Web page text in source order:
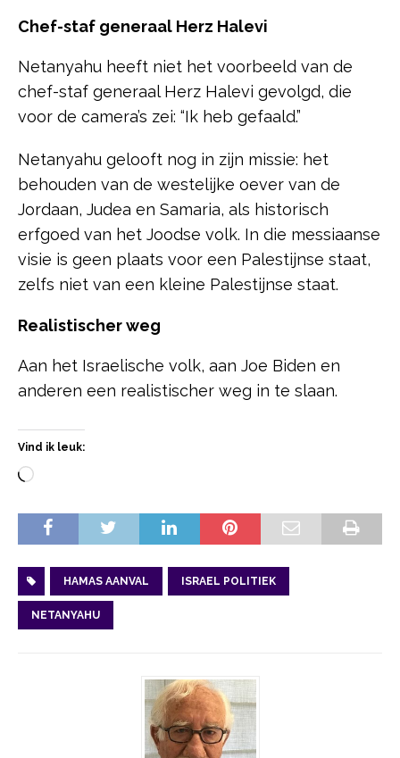
Chef-staf generaal Herz Halevi
Netanyahu heeft niet het voorbeeld van de
chef-staf generaal Herz Halevi gevolgd, die
voor de camera’s zei: “Ik heb gefaald.”
Netanyahu gelooft nog in zijn missie: het
behouden van de westelijke oever van de
Jordaan, Judea en Samaria, als historisch
erfgoed van het Joodse volk. In die messiaanse
visie is geen plaats voor een Palestijnse staat,
zelfs niet van een kleine Palestijnse staat.
Realistischer weg
Aan het Israelische volk, aan Joe Biden en
anderen een realistischer weg in te slaan.
Vind ik leuk:
HAMAS AANVAL ISRAEL POLITIEK
NETANYAHU